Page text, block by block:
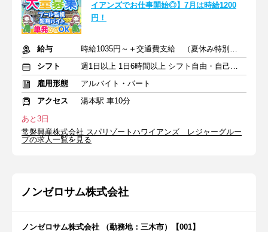
イアンズでお仕事開始◎】7月は時給1200
円！
給与
時給1035円～＋交通費支給 （夏休み特別時給1100円～）
シフト
週1日以上 1日6時間以上 シフト自由・自己申告
雇用形態
アルバイト・パート
アクセス
湯本駅 車10分
あと3日
常磐興産株式会社 スパリゾートハワイアンズ レジャーグルー
プの求人一覧を見る
ノンゼロサム株式会社
ノンゼロサム株式会社 （勤務地：三木市）【001】